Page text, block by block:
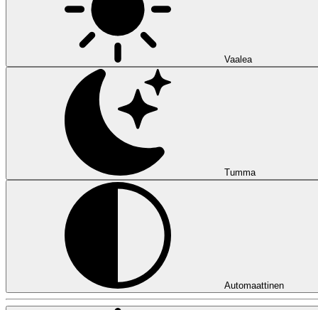
Vaalea
Tumma
Automaattinen